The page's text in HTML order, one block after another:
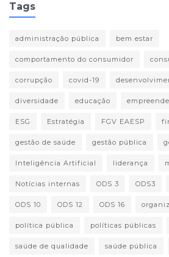
Tags
administração pública bem estar
comportamento do consumidor
corrupção covid-19
diversidade educação
ESG Estratégia FGV EAESP
gestão de saúde gestão pública
Inteligência Artificial liderança
Notícias internas ODS 3 ODS3
ODS 10 ODS 12 ODS 16
política pública políticas públicas
saúde de qualidade saúde pública